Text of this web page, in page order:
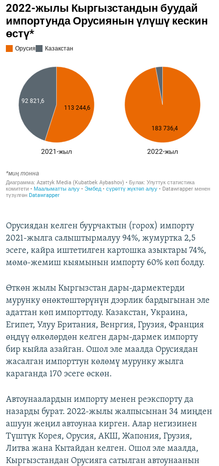
Орусиядан келген буурчактын (горох) импорту
2021-жылга салыштырмалуу 94%, жумуртка 2,5
эсеге, кайра иштетилген картошка азыктары 74%,
мөмө-жемиш кыямынын импорту 60% көп болду.
Өткөн жылы Кыргызстан дары-дармектерди
мурунку өнөктөштөрүнүн дээрлик бардыгынан эле
адаттан көп импорттоду. Казакстан, Украина,
Египет, Улуу Британия, Венргия, Грузия, Франция
өңдүү өлкөлөрдөн келген дары-дармек импорту
бир кыйла азайган. Ошол эле маалда Орусиядан
жасалган импорттун көлөмү мурунку жылга
караганда 170 эсеге өскөн.
Автоунаалардын импорту менен реэкспорту да
назарды бурат. 2022-жылы жалпысынан 34 миңден
ашуун жеңил автоунаа кирген. Алар негизинен
Түштүк Корея, Орусия, АКШ, Жапония, Грузия,
Литва жана Кытайдан келген. Ошол эле маалда,
Кыргызстандан Орусияга сатылган автоунаанын